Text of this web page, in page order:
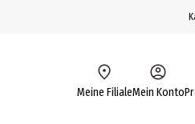
Meine FilialeMein Konto